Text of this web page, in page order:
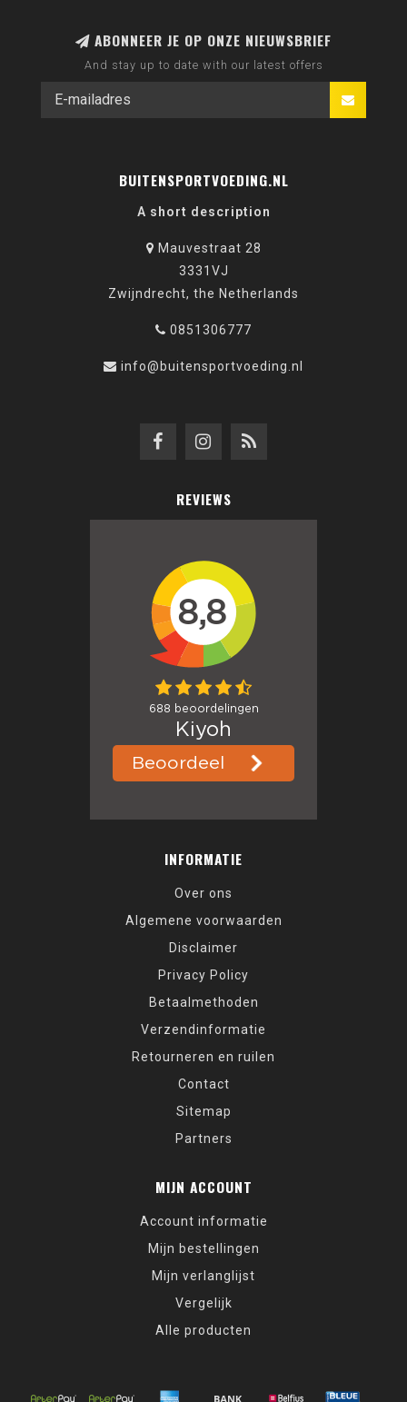
ABONNEER JE OP ONZE NIEUWSBRIEF
And stay up to date with our latest offers
BUITENSPORTVOEDING.NL
A short description
Mauvestraat 28
3331VJ
Zwijndrecht, the Netherlands
0851306777
info@buitensportvoeding.nl
REVIEWS
INFORMATIE
Over ons
Algemene voorwaarden
Disclaimer
Privacy Policy
Betaalmethoden
Verzendinformatie
Retourneren en ruilen
Contact
Sitemap
Partners
MIJN ACCOUNT
Account informatie
Mijn bestellingen
Mijn verlanglijst
Vergelijk
Alle producten